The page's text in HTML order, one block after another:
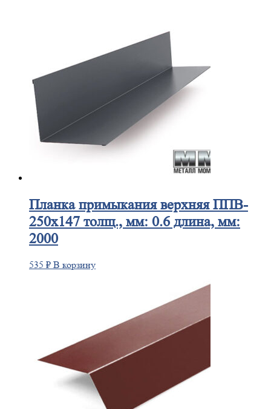
Планкапримыкания верхняя ППВ-
250х147 толщ., мм: 0.6 длина, мм:
2000
535 ₽ В корзину